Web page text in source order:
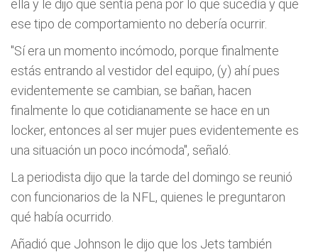
ella y le dijo que sentí­a pena por lo que sucedí­a y que
ese tipo de comportamiento no deberí­a ocurrir.
"Sí­ era un momento incómodo, porque finalmente
estás entrando al vestidor del equipo, (y) ahí­ pues
evidentemente se cambian, se bañan, hacen
finalmente lo que cotidianamente se hace en un
locker, entonces al ser mujer pues evidentemente es
una situación un poco incómoda", señaló.
La periodista dijo que la tarde del domingo se reunió
con funcionarios de la NFL, quienes le preguntaron
qué habí­a ocurrido.
Añadió que Johnson le dijo que los Jets también